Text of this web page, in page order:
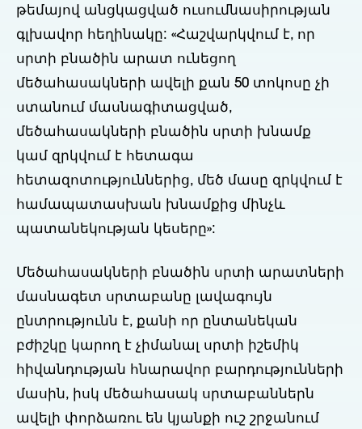
թեմայով անցկացված ուսումնասիրության
գլխավոր հեղինակը: «Հաշվարկվում է, որ
սրտի բնածին արատ ունեցող
մեծահասակների ավելի քան 50 տոկոսը չի
ստանում մասնագիտացված,
մեծահասակների բնածին սրտի խնամք
կամ զրկվում է հետագա
հետազոտություններից, մեծ մասը զրկվում է
համապատասխան խնամքից մինչև
պատանեկության կեսերը»:
Մեծահասակների բնածին սրտի արատների
մասնագետ սրտաբանը լավագույն
ընտրությունն է, քանի որ ընտանեկան
բժիշկը կարող է չիմանալ սրտի իշեմիկ
հիվանդության հնարավոր բարդությունների
մասին, իսկ մեծահասակ սրտաբաններն
ավելի փորձառու են կյանքի ուշ շրջանում